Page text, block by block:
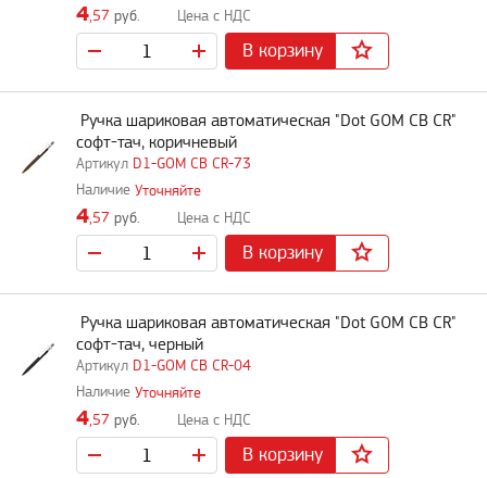
4,57 руб.
В корзину
D1-GOM CB CR-73
Ручка шариковая автоматическая "Dot GOM CB CR"
софт-тач, коричневый
Уточняйте
4,57 руб.
В корзину
D1-GOM CB CR-04
Ручка шариковая автоматическая "Dot GOM CB CR"
софт-тач, черный
Уточняйте
4,57 руб.
В корзину